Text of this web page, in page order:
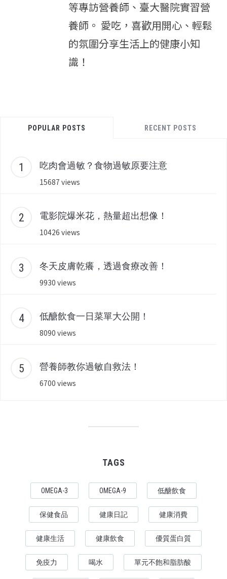
等專訪營養師、臺大醫院實習營
養師。 愛吃，喜歡用開心、輕鬆
的氛圍分享生活上的健康小知
識！
POPULAR POSTS RECENT POSTS
吃肉會過敏？食物過敏原要注意
15687 views
電影院爆米花，熱量超出想像！
10426 views
冬天皮膚乾癢，透過食療改善！
9930 views
低醣飲食一日菜單大公開！
8090 views
營養師教你過敏自救法！
6700 views
TAGS
OMEGA-3 OMEGA-9 低醣飲食
保健食品 健康日記 健康消費
健康生活 健康飲食 優質蛋白質
免疫力 喝水 單元不飽和脂肪酸